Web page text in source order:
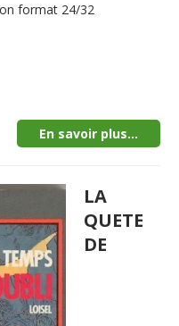
format 24/32
En savoir plus...
LA
QUETE
DE